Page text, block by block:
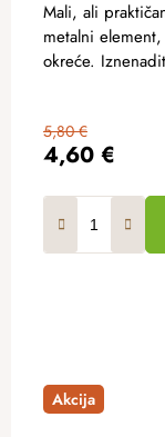
4,60 €
5,80 €
Mali, ali
metalni
okreće.
Akcija